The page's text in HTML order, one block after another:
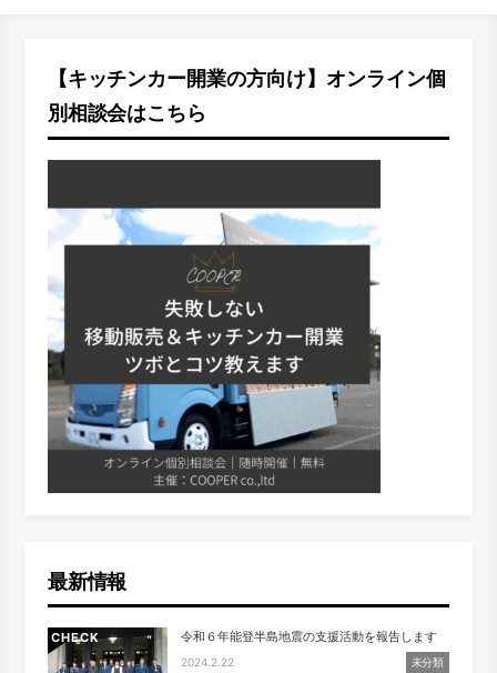
【キッチンカー開業の方向け】オンライン個
別相談会はこちら
最新情報
CHECK 令和６年能登半島地震の支援活動を報告します
2024.2.22 未分類